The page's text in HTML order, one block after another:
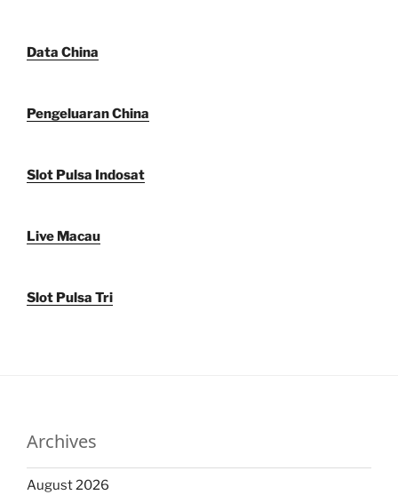
Data China
Pengeluaran China
Slot Pulsa Indosat
Live Macau
Slot Pulsa Tri
Archives
August 2026